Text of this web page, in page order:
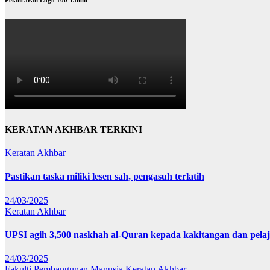
KERATAN AKHBAR TERKINI
Keratan Akhbar
Pastikan taska miliki lesen sah, pengasuh terlatih
24/03/2025
Keratan Akhbar
UPSI agih 3,500 naskhah al-Quran kepada kakitangan dan
24/03/2025